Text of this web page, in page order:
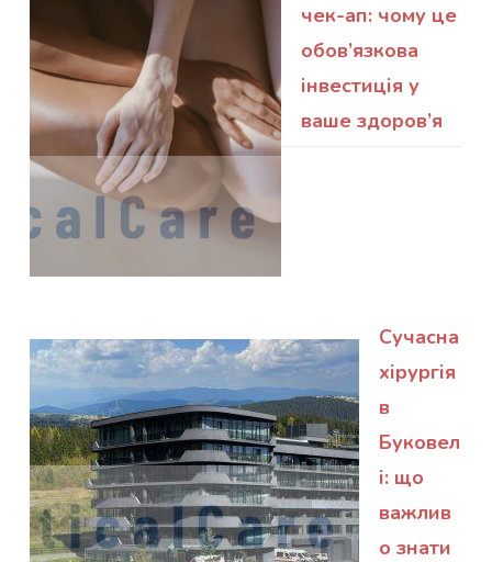
чек-ап: чому це
обов’язкова
інвестиція у
ваше здоров’я
Сучасна
хірургія
в
Буковел
і: що
важлив
о знати